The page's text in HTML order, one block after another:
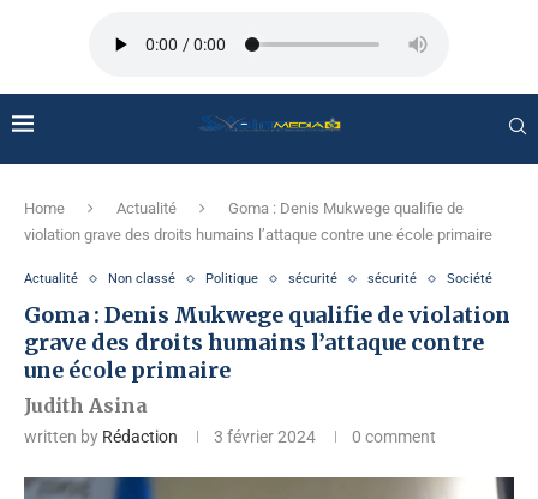
Home Actualité
Goma : Denis Mukwege qualifie de
violation grave des droits humains l’attaque contre une école primaire
Actualité Non classé Politique sécurité sécurité Société
Goma : Denis Mukwege qualifie de violation
grave des droits humains l’attaque contre
une école primaire
Judith Asina
written by Rédaction 3 février 2024 0 comment